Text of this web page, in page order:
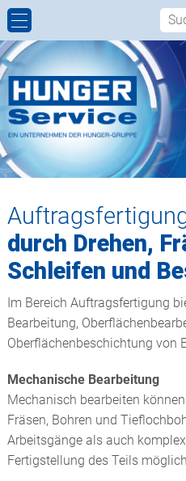
ZYLINDERREPARATUR
INBETRIEBNAHMEN
WARTUNG UND
TECHNOLOGIEN
MOBILHYDRAULIK
GASDOSIERZYLINDER
ERSATZTEILE
FIRMENPROFIL
WELTWEIT
ANSPRECHPARTNER
REPARATURANFRAGE
CALL-BACK
durch Drehen,
Schleifen und
Im Bereich Auftragsfertigung
Bearbeitung,
Oberflächenbeschichtung von
Mechanische Bearbeitung
Mechanisch bearbeiten
Fräsen, Bohren und
Arbeitsgänge als auch
Fertigstellung des Teils